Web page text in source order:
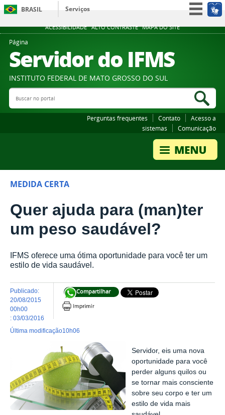
ACESSIBILIDADE ALTO CONTRASTE MAPA DO SITE
BRASIL
Serviços
Participe
Legislação
Canais
Página
Servidor do IFMS
INSTITUTO FEDERAL DE MATO GROSSO DO SUL
Buscar no portal
Perguntas frequentes Contato
Acesso a
sistemas
Comunicação
MEDIDA CERTA
Quer ajuda para (man)ter
um peso saudável?
IFMS oferece uma ótima oportunidade para você ter um
estilo de vida saudável.
Compartilhar
publicado:
20/08/2015
00h00
última modificação
: 03/03/2016
10h06
Servidor, eis uma nova
oportunidade para você
perder alguns quilos ou
se tornar mais consciente
sobre seu corpo e ter um
estilo de vida mais